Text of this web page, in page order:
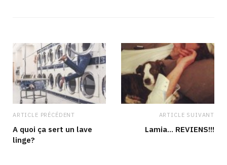
ARTICLE PRÉCÉDENT
A quoi ça sert un lave
linge?
ARTICLE SUIVANT
Lamia… REVIENS!!!